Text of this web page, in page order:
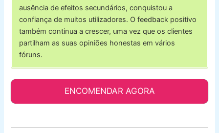
ausência de efeitos secundários, conquistou a
confiança de muitos utilizadores. O feedback positivo
também continua a crescer, uma vez que os clientes
partilham as suas opiniões honestas em vários
fóruns.
ENCOMENDAR AGORA